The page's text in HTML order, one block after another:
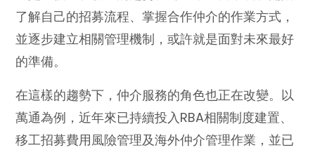
了解自己的招募流程、掌握合作仲介的作業方式，
並逐步建立相關管理機制，或許就是面對未來最好
的準備。
在這樣的趨勢下，仲介服務的角色也正在改變。以
萬通為例，近年來已持續投入RBA相關制度建置、
移工招募費用風險管理及海外仲介管理作業，並已